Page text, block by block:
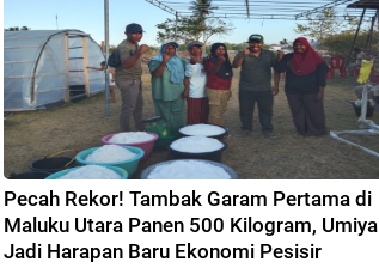
Pecah Rekor! Tambak Garam Pertama di
Maluku Utara Panen 500 Kilogram, Umiyal
Jadi Harapan Baru Ekonomi Pesisir